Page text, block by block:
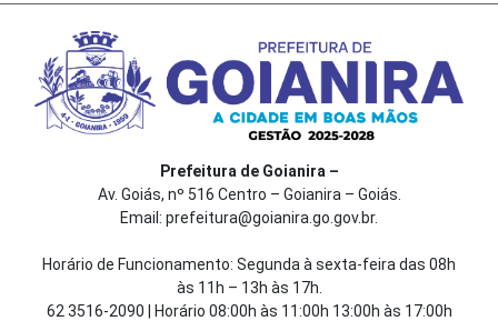
Prefeitura de Goianira –
Av. Goiás, nº 516 Centro – Goianira – Goiás.
Email: prefeitura@goianira.go.gov.br.
Horário de Funcionamento: Segunda à sexta-feira das 08h
às 11h – 13h às 17h.
62 3516-2090 | Horário 08:00h às 11:00h 13:00h às 17:00h